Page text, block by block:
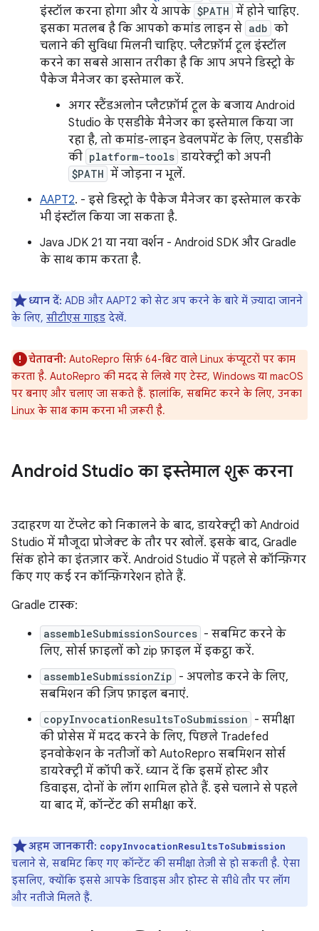
इंस्टॉल करना होगा और ये आपके $PATH में होने चाहिए.
इसका मतलब है कि आपको कमांड लाइन से adb को
चलाने की सुविधा मिलनी चाहिए. प्लैटफ़ॉर्म टूल इंस्टॉल
करने का सबसे आसान तरीका है कि आप अपने डिस्ट्रो के
पैकेज मैनेजर का इस्तेमाल करें.
अगर स्टैंडअलोन प्लैटफ़ॉर्म टूल के बजाय Android
Studio के एसडीके मैनेजर का इस्तेमाल किया जा
रहा है, तो कमांड-लाइन डेवलपमेंट के लिए, एसडीके
की platform-tools डायरेक्ट्री को अपनी
$PATH में जोड़ना न भूलें.
AAPT2. - इसे डिस्ट्रो के पैकेज मैनेजर का इस्तेमाल करके
भी इंस्टॉल किया जा सकता है.
Java JDK 21 या नया वर्शन - Android SDK और Gradle
के साथ काम करता है.
ध्यान दें: ADB और AAPT2 को सेट अप करने के बारे में ज़्यादा जानने
के लिए, सीटीएस गाइड देखें.
चेतावनी: AutoRepro सिर्फ़ 64-बिट वाले Linux कंप्यूटरों पर काम
करता है. AutoRepro की मदद से लिखे गए टेस्ट, Windows या macOS
पर बनाए और चलाए जा सकते हैं. हालांकि, सबमिट करने के लिए, उनका
Linux के साथ काम करना भी ज़रूरी है.
Android Studio का इस्तेमाल शुरू करना
उदाहरण या टेंप्लेट को निकालने के बाद, डायरेक्ट्री को Android
Studio में मौजूदा प्रोजेक्ट के तौर पर खोलें. इसके बाद, Gradle
सिंक होने का इंतज़ार करें. Android Studio में पहले से कॉन्फ़िगर
किए गए कई रन कॉन्फ़िगरेशन होते हैं.
Gradle टास्क:
assembleSubmissionSources - सबमिट करने के
लिए, सोर्स फ़ाइलों को zip फ़ाइल में इकट्ठा करें.
assembleSubmissionZip - अपलोड करने के लिए,
सबमिशन की ज़िप फ़ाइल बनाएं.
copyInvocationResultsToSubmission - समीक्षा
की प्रोसेस में मदद करने के लिए, पिछले Tradefed
इनवोकेशन के नतीजों को AutoRepro सबमिशन सोर्स
डायरेक्ट्री में कॉपी करें. ध्यान दें कि इसमें होस्ट और
डिवाइस, दोनों के लॉग शामिल होते हैं. इसे चलाने से पहले
या बाद में, कॉन्टेंट की समीक्षा करें.
अहम जानकारी: copyInvocationResultsToSubmission
चलाने से, सबमिट किए गए कॉन्टेंट की समीक्षा तेज़ी से हो सकती है. ऐसा
इसलिए, क्योंकि इससे आपके डिवाइस और होस्ट से सीधे तौर पर लॉग
और नतीजे मिलते हैं.